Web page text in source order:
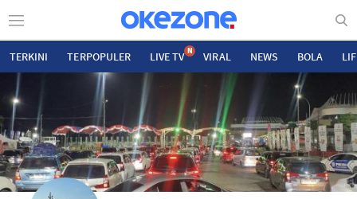
TERKINI TERPOPULER LIVE TV N VIRAL NEWS BOLA